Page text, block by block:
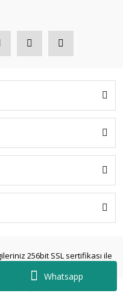
Whatsapp
256bit SSL sertifikası ile